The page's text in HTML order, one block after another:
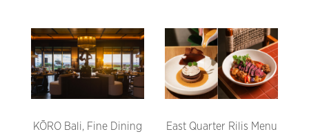
KŌRO Bali, Fine Dining
East Quarter Rilis Menu